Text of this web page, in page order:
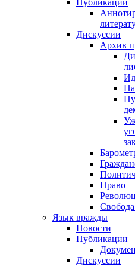
Публикации
Дискуссии
Архив
Право
Свобода
Язык вражды
Новости
Публикации
Дискуссии